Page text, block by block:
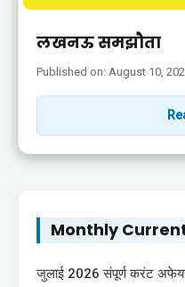
लखनऊ समझौता
Published on: August 10,
Monthly
जुलाई 2026 संपूर्ण करंट